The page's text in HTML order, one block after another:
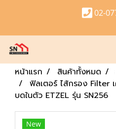
02-
หน้าแรก สินค้าทั้งหมด
ฟิลเตอร์ ไส้กรอง Filter
บดในตัว ETZEL รุ่น SN256
New